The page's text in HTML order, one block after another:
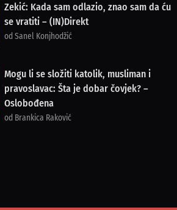
Zekić: Kada sam odlazio, znao sam da ću
se vratiti – (IN)Direkt
od Sanel Konjhodžić
Mogu li se složiti katolik, musliman i
pravoslavac: Šta je dobar čovjek? –
Oslobođena
od Brankica Raković